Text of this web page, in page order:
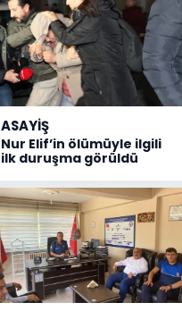
ASAYİŞ
Nur Elif’in ölümüyle ilgili
ilk duruşma görüldü